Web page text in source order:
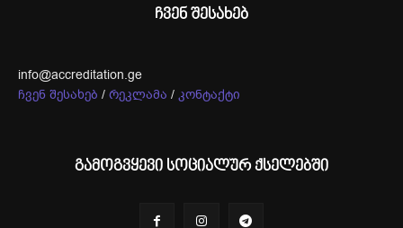
ჩვენ შესახებ
info@accreditation.ge
ჩვენ შესახებ / რეკლამა / კონტაქტი
გამოგვყევი სოციალურ ქსელებში